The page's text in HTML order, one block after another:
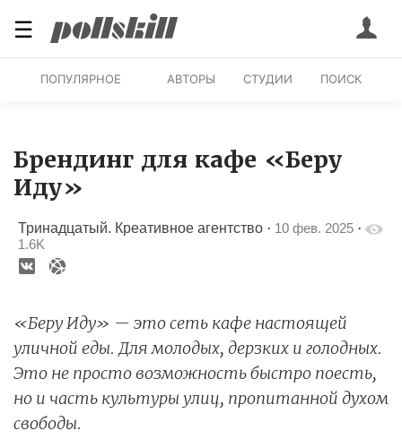
☰
ПОПУЛЯРНОЕ АВТОРЫ СТУДИИ ПОИСК
Брендинг для кафе «Беру
Иду»
Тринадцатый. Креативное агентство · 10 фев. 2025 ·
1.6K
«Беру Иду» — это сеть кафе настоящей
уличной еды. Для молодых, дерзких и голодных.
Это не просто возможность быстро поесть,
но и часть культуры улиц, пропитанной духом
свободы.